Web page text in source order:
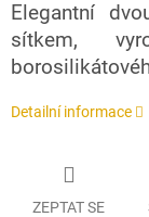
Elegantní
sítkem,
Detailní informace
ZEPTAT SE